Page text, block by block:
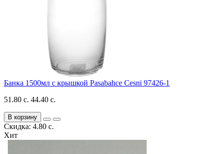
Банка 1500мл с крышкой Pasabahce Cesni 97426-1
51.80 с. 44.40 с.
В корзину
Скидка: 4.80 с.
Хит